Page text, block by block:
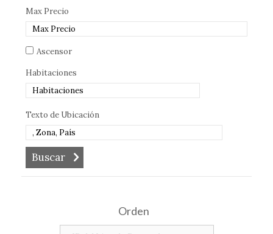
Max Precio
Ascensor
Habitaciones
Texto de Ubicación
Orden